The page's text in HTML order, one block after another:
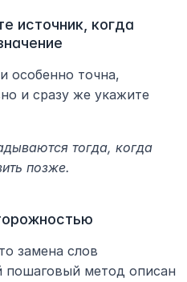
источник, когда
особенно точна,
и сразу же укажите
тогда, когда
позже.
замена слов
метод описан